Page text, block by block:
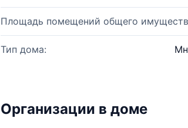
Площадь помещений общего
Тип дома:
Организации в доме